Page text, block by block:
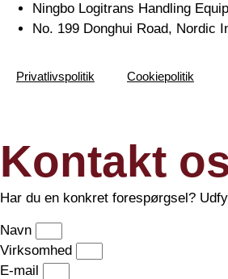
Ningbo Logitrans Handling
No. 199 Donghui Road, Nordic
Privatlivspolitik Cookiepolitik
Kontakt
Har du en konkret forespørgsel?
Navn
Virksomhed
E-mail